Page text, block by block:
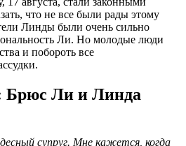
что не все были рады этому
Линды были очень сильно
Ли. Но молодые люди
и побороть все
Брюс Ли и Линда
супруг. Мне кажется, когда